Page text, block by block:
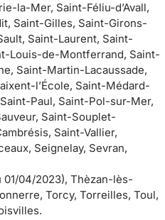
la-Mer, Saint-Féliu-d’Avall,
Saint-Gilles, Saint-Girons-
Saint-Laurent, Saint-
Louis-de-Montferrand, Saint-
Saint-Martin-Lacaussade,
l’École, Saint-Médard-
Paul, Saint-Pol-sur-Mer,
Saint-Souplet-
Saint-Vallier,
Seignelay, Sevran,
01/04/2023), Thèzan-lès-
Torcy, Torreilles, Toul,